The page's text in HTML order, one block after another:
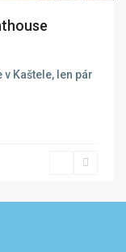
Kaštele, len pár